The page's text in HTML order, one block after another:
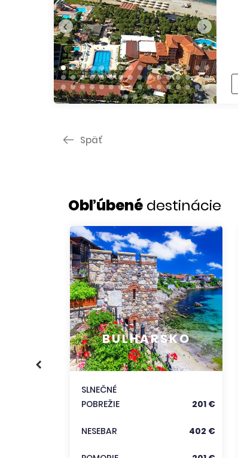
Späť
Obľúbené destinácie
BULHARSKO
SLNEČNÉ
POBREŽIE
201 €
NESEBAR 402 €